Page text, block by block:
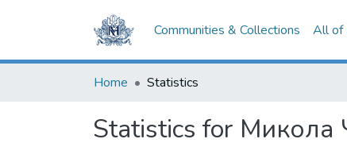
Communities & Collections All of
Home Statistics
Statistics for Микола